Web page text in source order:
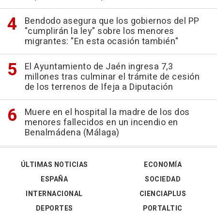
Bendodo asegura que los gobiernos del PP
"cumplirán la ley" sobre los menores
migrantes: "En esta ocasión también"
El Ayuntamiento de Jaén ingresa 7,3
millones tras culminar el trámite de cesión
de los terrenos de Ifeja a Diputación
Muere en el hospital la madre de los dos
menores fallecidos en un incendio en
Benalmádena (Málaga)
ÚLTIMAS NOTICIAS
ESPAÑA
INTERNACIONAL
DEPORTES
ECONOMÍA
SOCIEDAD
CIENCIAPLUS
PORTALTIC